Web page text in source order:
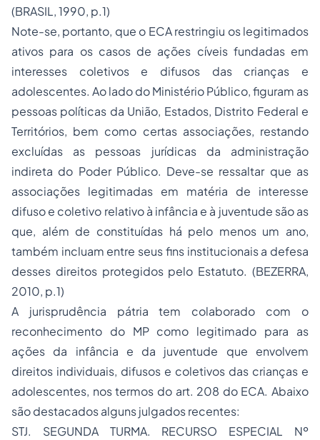
(BRASIL, 1990, p.1)
Note-se, portanto, que o ECA restringiu os legitimados
ativos para os casos de ações cíveis fundadas em
interesses coletivos e difusos das crianças e
adolescentes. Ao lado do Ministério Público, figuram as
pessoas políticas da União, Estados, Distrito Federal e
Territórios, bem como certas associações, restando
excluídas as pessoas jurídicas da administração
indireta do Poder Público. Deve-se ressaltar que as
associações legitimadas em matéria de interesse
difuso e coletivo relativo à infância e à juventude são as
que, além de constituídas há pelo menos um ano,
também incluam entre seus fins institucionais a defesa
desses direitos protegidos pelo Estatuto. (BEZERRA,
2010, p.1)
A jurisprudência pátria tem colaborado com o
reconhecimento do MP como legitimado para as
ações da infância e da juventude que envolvem
direitos individuais, difusos e coletivos das crianças e
adolescentes, nos termos do art. 208 do ECA. Abaixo
são destacados alguns julgados recentes:
STJ. SEGUNDA TURMA. RECURSO ESPECIAL Nº